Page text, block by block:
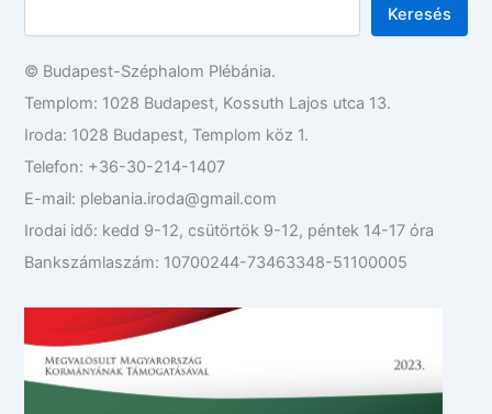
Keresés
© Budapest-Széphalom Plébánia.
Templom: 1028 Budapest, Kossuth Lajos utca 13.
Iroda: 1028 Budapest, Templom köz 1.
Telefon: +36-30-214-1407
E-mail: plebania.iroda@gmail.com
Irodai idő: kedd 9-12, csütörtök 9-12, péntek 14-17 óra
Bankszámlaszám: 10700244-73463348-51100005